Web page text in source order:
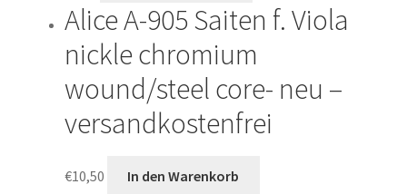
Alice A-905 Saiten f. Viola
nickle chromium
wound/steel core- neu –
versandkostenfrei
€10,50 In den Warenkorb